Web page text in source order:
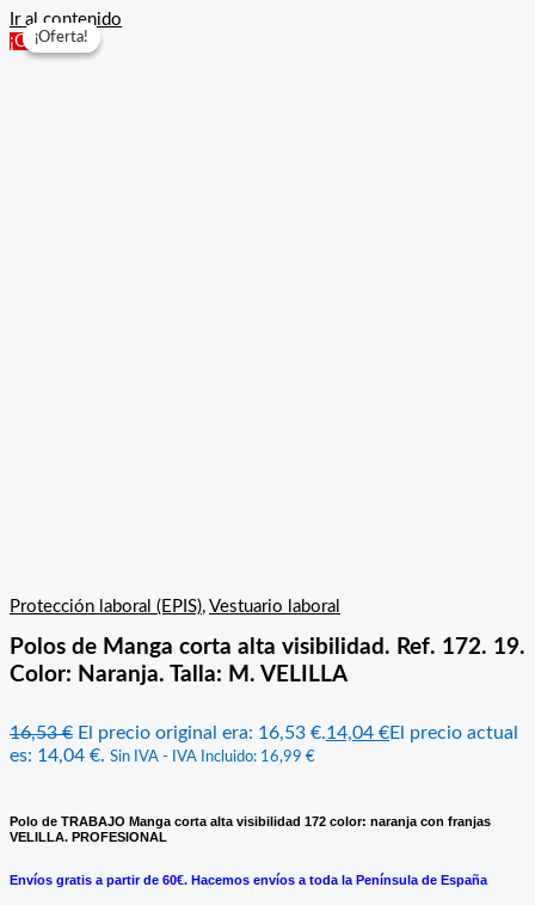
Ir al contenido
¡Oferta!
Protección laboral (EPIS), Vestuario laboral
Polos de Manga corta alta visibilidad. Ref. 172. 19.
Color: Naranja. Talla: M. VELILLA
16,53€ El precio original era: 16,53 €.14,04 €El precio actual
es: 14,04 €. Sin IVA - IVA Incluido: 16,99 €
Polo de TRABAJO Manga corta alta visibilidad 172 color: naranja con franjas
VELILLA. PROFESIONAL
Envíos gratis a partir de 60€. Hacemos envíos a toda la Península de España
¡Oferta!
¡Oferta!